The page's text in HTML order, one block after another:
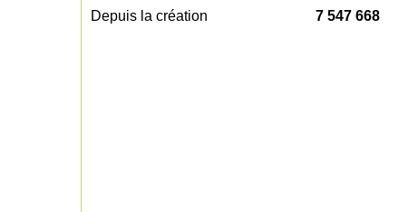
Depuis la création 7 547 668